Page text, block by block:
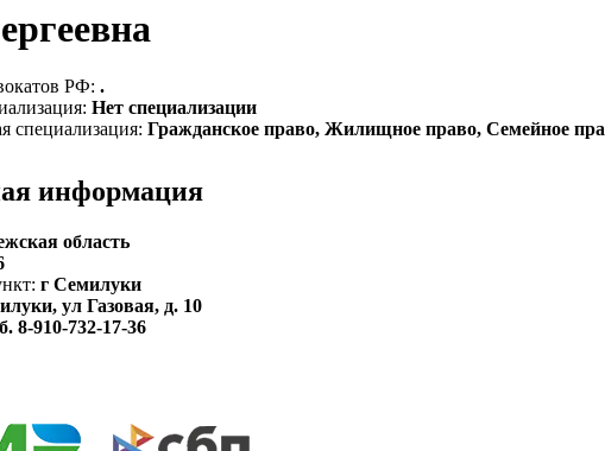
РФ: .
Нет специализации
специализация: Гражданское право, Жилищное право, Семейное
информация
область
г Семилуки
ул Газовая, д. 10
8-910-732-17-36